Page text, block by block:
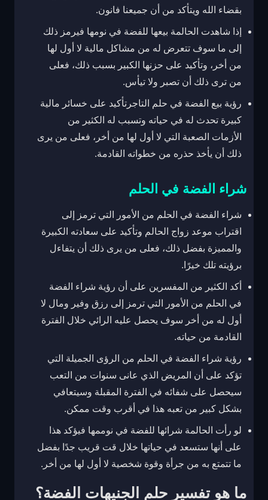
بقضاء الله ويتأكد من أن جميعنا فانون.
إذا شاهدت الحالمة بيعها للفضة في نومها فيرمز ذلك
إلى ما سوف تتعرض له من مشاكل مالية لا أول لها
من أخر، وتأكيد على حزنها الكبير بسبب ذلك، فعلى
من ترى ذلك أن تصبر ولا تيأس.
رؤية بيع الفضة في حلم التاجرتأكيد على خسائر مالية
كبيرة تحدث له في حياته وتسبب له الكثير من
الأزمات الصعبة التي لا أول لها من أخر، فعلى من يرى
ذلك أن يأخذ حذره من خطواته القادمة.
شراء الفضة في الحلم
شراء الفضة في الحلم من الأمور التي ترمز إلى
اقتراب موعد زواج الحالم وتأكيد على سعادته الكبيرة
والمميزة بفضل ذلك، فعلى من يرى ذلك أن يتفاءل
برؤيته تلك خيرًا.
أكد الكثير من المفسرين على أن رؤية شراء الفضة
في الحلم من الأمور التي ترمز إلى رزق وفير ومال لا
أول له من أخر سوف يحصل عليه الرائي خلال الفترة
القادمة من حياته.
رؤية شراء الفضة في الحلم من الرؤى الجميلة التي
تؤكد على أن المريض الذي عانى سنوات من التعب
سيحصل على شفائه في الفترة المقبلة وسيتعافي
بشكل كبير من تعبه هذا في أقرب وقت ممكن.
لو رأت الحالمة شرائها للفضة في نوممها فيؤكد هذا
على أنها ستسعد في حياتها خلال قت قريب جدًا بفضل
ما تتمتع به من جرأة وقوة شخصية لا أول لها من أخر.
ما هو تفسير حلم الجنيهات الفضة؟